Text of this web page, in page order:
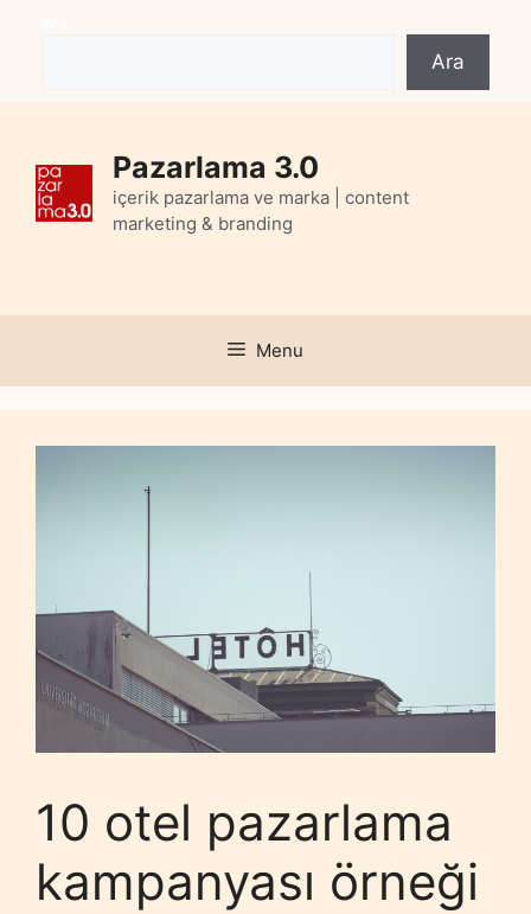
Ara
Pazarlama 3.0
içerik pazarlama ve marka | content
marketing & branding
Menu
10 otel pazarlama
kampanyası örneği